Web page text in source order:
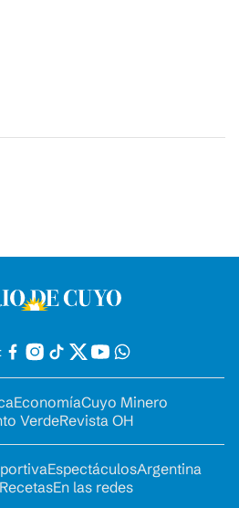
EconomíaCuyo Minero
VerdeRevista OH
EspectáculosArgentina
RecetasEn las redes